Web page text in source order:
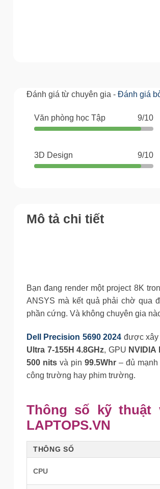
Đánh giá từ chuyên gia - Đánh giá
Văn phòng học Tập 9/10
3D Design 9/10
Mô tả chi tiết
Bạn đang render một project 8K
ANSYS mà kết quả phải chờ qua
phần cứng. Và không chuyên gia
Dell Precision 5690 2024 được xây
Ultra 7-155H 4.8GHz, GPU NVIDIA
500 nits và pin99.5Whr – đủ
công trường hay phim trường.
Thông số kỹ thuật
LAPTOPS.VN
THÔNG SỐ
CPU